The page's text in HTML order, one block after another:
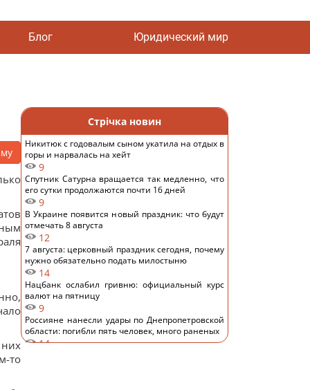
Блог Юридический мир
то
Стрічка новин
Никитюк с годовалым сыном укатила на отдых в
горы и нарвалась на хейт
9
Спутник Сатурна вращается так медленно, что
его сутки продолжаются почти 16 дней
9
В Украине появится новый праздник: что будут
отмечать 8 августа
12
7 августа: церковный праздник сегодня, почему
нужно обязательно подать милостыню
14
Нацбанк ослабил гривню: официальный курс
валют на пятницу
9
Россияне нанесли удары по Днепропетровской
области: погибли пять человек, много раненых
14